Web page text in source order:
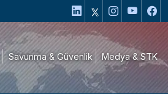
Savunma & Güvenlik Medya & STK